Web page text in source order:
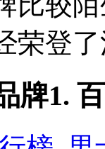
荣登
牌1.